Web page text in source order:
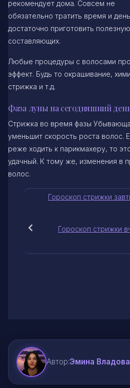
рекомендует дома. Совсем не
обязательно тратить время и
достаточно приготовить
составляющих.
Любые процедуры с волосами
эффект. Будь то окрашивание,
стрижка и т.д.
Фаза луны на сегодняшний
Стрижка во время фазы
уменьшит скорость роста волос.
реже ходить к парикмахеру, то
удачный. К тому же, изменения в
волос.
Гороскоп стрижки
Гороскоп стрижки
Автор:Эмина Владова